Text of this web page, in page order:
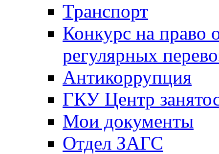
Транспорт
Конкурс на право
регулярных
Антикоррупция
ГКУ Центр
Мои документы
Отдел ЗАГС